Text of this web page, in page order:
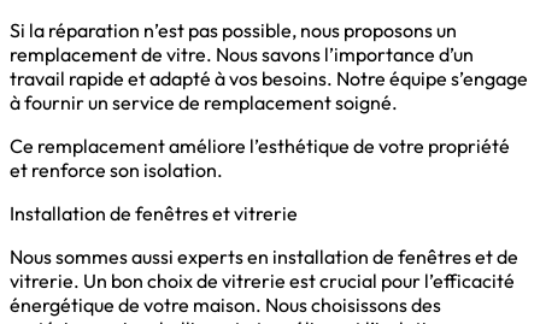
Si la réparation n’est pas possible, nous proposons un
remplacement de vitre. Nous savons l’importance d’un
travail rapide et adapté à vos besoins. Notre équipe s’engage
à fournir un service de remplacement soigné.
Ce remplacement améliore l’esthétique de votre propriété
et renforce son isolation.
Installation de fenêtres et vitrerie
Nous sommes aussi experts en installation de fenêtres et de
vitrerie. Un bon choix de vitrerie est crucial pour l’efficacité
énergétique de votre maison. Nous choisissons des